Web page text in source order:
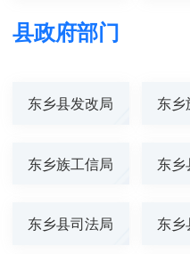
县政府部门
东乡县发改局 东乡
东乡族工信局 东乡
东乡县司法局 东乡